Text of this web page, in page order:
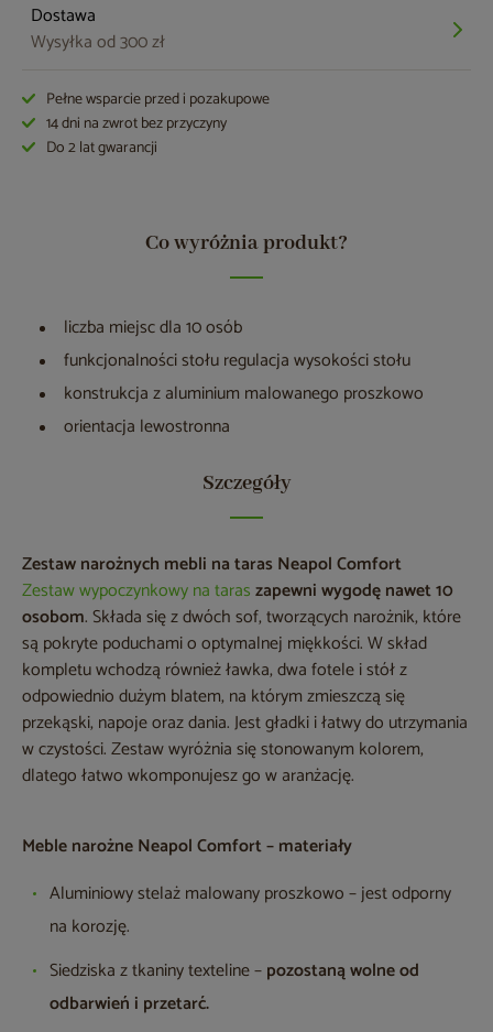
Dostawa
Wysyłka od 300 zł
Pełne wsparcie przed i pozakupowe
14 dni na zwrot bez przyczyny
Do 2 lat gwarancji
Co wyróżnia produkt?
liczba miejsc dla 10 osób
funkcjonalności stołu regulacja wysokości stołu
konstrukcja z aluminium malowanego proszkowo
orientacja lewostronna
Szczegóły
Zestaw narożnych mebli na taras Neapol Comfort
Zestaw wypoczynkowy na taraszapewni wygodę nawet 10
osobom. Składa się z dwóch sof, tworzących narożnik, które
są pokryte poduchami o optymalnej miękkości. W skład
kompletu wchodzą również ławka, dwa fotele i stół z
odpowiednio dużym blatem, na którym zmieszczą się
przekąski, napoje oraz dania. Jest gładki i łatwy do utrzymania
w czystości. Zestaw wyróżnia się stonowanym kolorem,
dlatego łatwo wkomponujesz go w aranżację.
Meble narożne Neapol Comfort – materiały
Aluminiowy stelaż malowany proszkowo – jest odporny
na korozję.
Siedziska z tkaniny texteline –pozostaną wolne od
odbarwień i przetarć.